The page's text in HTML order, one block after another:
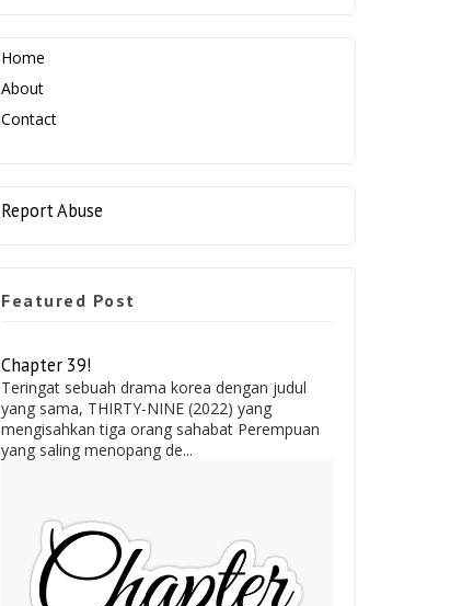
Home
About
Contact
Report Abuse
Featured Post
Chapter 39!
Teringat sebuah drama korea dengan judul
yang sama, THIRTY-NINE (2022) yang
mengisahkan tiga orang sahabat Perempuan
yang saling menopang de...